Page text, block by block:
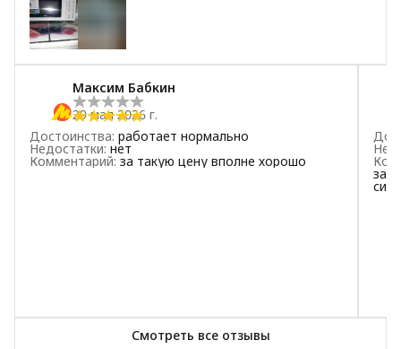
3 звезды
2 звезды
1 звезда
+1
Максим Бабкин
29 мая 2026 г.
Достоинства: работает нормально
Недостатки: нет
Комментарий: за такую цену вполне хорошо
Смотреть все отзывы